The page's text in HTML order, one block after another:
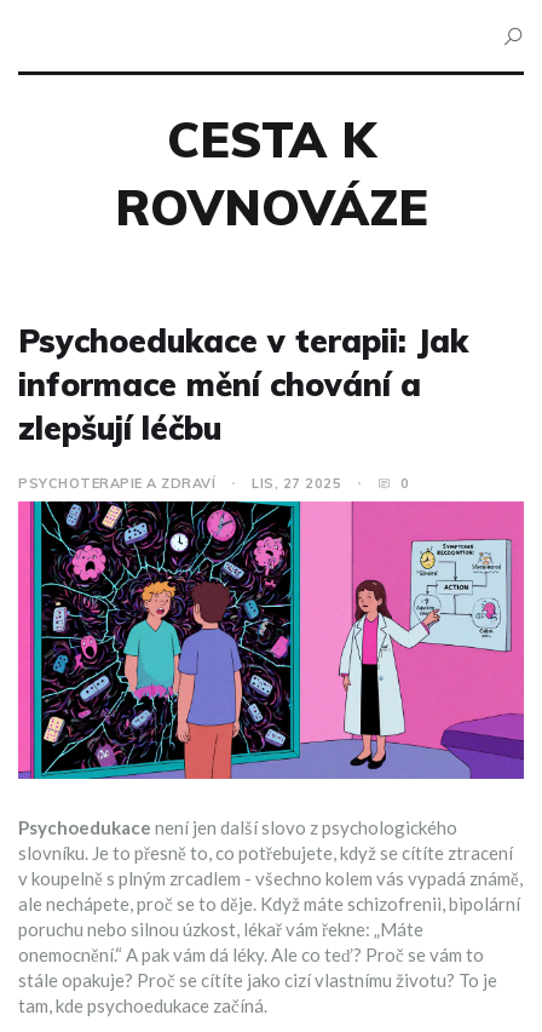
CESTA K
ROVNOVÁZE
Psychoedukace v terapii: Jak
informace mění chování a
zlepšují léčbu
PSYCHOTERAPIE A ZDRAVÍ LIS, 27 2025 0
Psychoedukace není jen další slovo z psychologického
slovníku. Je to přesně to, co potřebujete, když se cítíte ztracení
v koupelně s plným zrcadlem - všechno kolem vás vypadá známě,
ale nechápete, proč se to děje. Když máte schizofrenii, bipolární
poruchu nebo silnou úzkost, lékař vám řekne: „Máte
onemocnění.“ A pak vám dá léky. Ale co teď? Proč se vám to
stále opakuje? Proč se cítíte jako cizí vlastnímu životu? To je
tam, kde psychoedukace začíná.